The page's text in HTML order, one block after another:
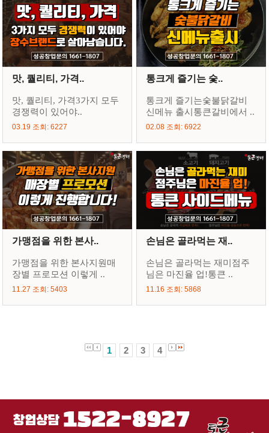
맛, 퀄리티, 가격..
맛, 퀄리티, 가격3가지 모두
경쟁력이 있어야..
03.19 조회: 6227
통크게 즐기는 숯..
통크게 즐기는숯불닭갈비
신메뉴 출시통큰갈비에서 ..
02.08 조회: 6922
가맹점을 위한 본사..
가맹점을 위한 본사지원매
장별 프로모션 이렇게 ..
11.27 조회: 5403
손님은 골라먹는 재..
손님은 골라먹는 재미점주
님은 마진율 업!통큰 ..
11.16 조회: 5868
1 2 3 4